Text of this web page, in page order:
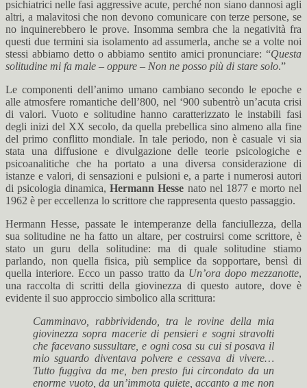
psichiatrici nelle fasi aggressive acute, perché non siano dannosi agli
altri, a malavitosi che non devono comunicare con terze persone, se
no inquinerebbero le prove. Insomma sembra che la negatività fra
questi due termini sia isolamento ad assumerla, anche se a volte noi
stessi abbiamo detto o abbiamo sentito amici pronunciare: “Questa
solitudine mi fa male – oppure – Non ne posso più di stare solo.”
Le componenti dell’animo umano cambiano secondo le epoche e
alle atmosfere romantiche dell’800, nel ‘900 subentrò un’acuta crisi
di valori. Vuoto e solitudine hanno caratterizzato le instabili fasi
degli inizi del XX secolo, da quella prebellica sino almeno alla fine
del primo conflitto mondiale. In tale periodo, non è casuale vi sia
stata una diffusione e divulgazione delle teorie psicologiche e
psicoanalitiche che ha portato a una diversa considerazione di
istanze e valori, di sensazioni e pulsioni e, a parte i numerosi autori
di psicologia dinamica,Hermann Hesse nato nel 1877 e morto nel
1962 è per eccellenza lo scrittore che rappresenta questo passaggio.
Hermann Hesse, passate le intemperanze della fanciullezza, della
sua solitudine ne ha fatto un altare, per costruirsi come scrittore, è
stato un guru della solitudine: ma di quale solitudine stiamo
parlando, non quella fisica, più semplice da sopportare, bensì di
quella interiore. Ecco un passo tratto da Un’ora dopo mezzanotte,
una raccolta di scritti della giovinezza di questo autore, dove è
evidente il suo approccio simbolico alla scrittura:
Camminavo, rabbrividendo, tra le rovine della mia
giovinezza sopra macerie di pensieri e sogni stravolti
che facevano sussultare, e ogni cosa su cui si posava il
mio sguardo diventava polvere e cessava di vivere…
Tutto fuggiva da me, ben presto fui circondato da un
enorme vuoto, da un’immota quiete, accanto a me non